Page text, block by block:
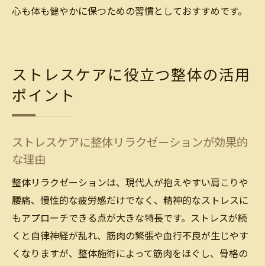
心も体も健やかに保つための習慣としておすすめです。
ストレスケアに役立つ整体の活用
ポイント
ストレスケアに整体リラクゼーションが効果的
な理由
整体リラクゼーションは、現代人が抱えやすい肩こりや
腰痛、慢性的な疲労感だけでなく、精神的なストレスに
もアプローチできる点が大きな特長です。ストレスが続
くと自律神経が乱れ、筋肉の緊張や血行不良が生じやす
くなりますが、整体施術によって筋肉をほぐし、骨格の